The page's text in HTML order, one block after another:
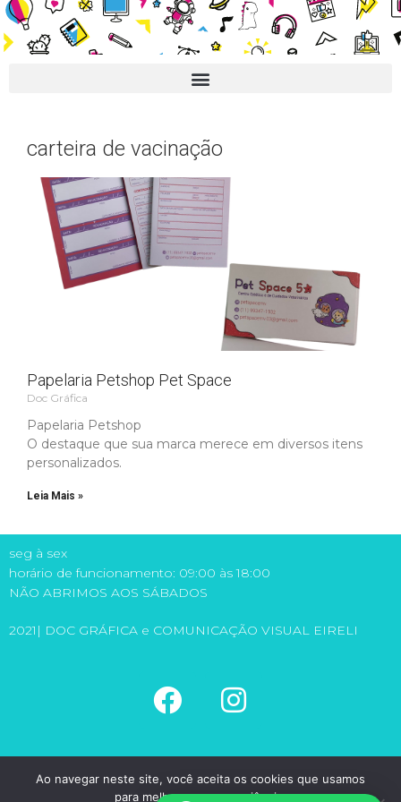
carteira de vacinação
Papelaria Petshop Pet Space
Doc Gráfica
Papelaria Petshop
O destaque que sua marca merece em diversos itens
personalizados.
Leia Mais »
seg à sex
horário de funcionamento: 09:00 às 18:00
NÃO ABRIMOS AOS SÁBADOS
2021| DOC GRÁFICA e COMUNICAÇÃO VISUAL EIRELI
(11) 5581-6149
(11) 98971-1315
Ao navegar neste site, você aceita os cookies que usamos
para melhorar sua experiência.